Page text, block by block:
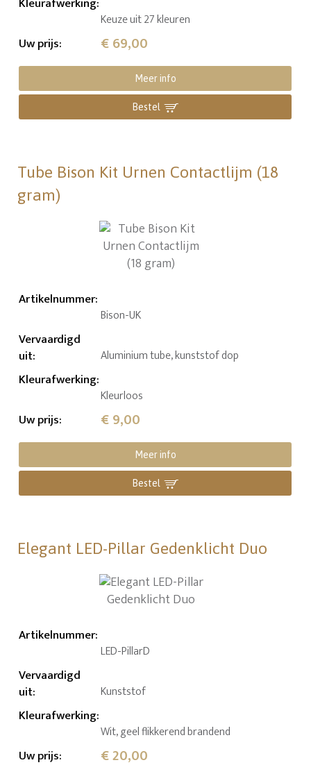
Keuze uit 27 kleuren
Uw prijs: € 69,00
Meer info
Bestel
Tube Bison Kit Urnen Contactlijm (18
gram)
Artikelnummer:
Bison-UK
Vervaardigd
uit: Aluminium tube, kunststof dop
Kleurafwerking:
Kleurloos
Uw prijs: € 9,00
Meer info
Bestel
Elegant LED-Pillar Gedenklicht Duo
Artikelnummer:
LED-PillarD
Vervaardigd
uit: Kunststof
Kleurafwerking:
Wit, geel flikkerend brandend
Uw prijs: € 20,00